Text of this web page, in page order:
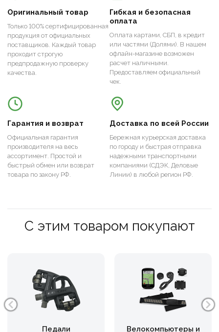
Оригинальный товар
Только 100% сертифицированная
продукция от официальных
поставщиков. Каждый товар
проходит строгую
предпродажную проверку
качества.
Гибкая и безопасная
оплата
Оплата картами, СБП, в кредит
или частями (Долями). В нашем
офлайн-магазине возможен
расчет наличными.
Предоставляем официальный
чек.
Гарантия и возврат
Официальная гарантия
производителя на весь
ассортимент. Простой и
быстрый обмен или возврат
товара по закону РФ.
Доставка по всей России
Бережная курьерская доставка
по городу и быстрая отправка
надежными транспортными
компаниями (СДЭК, Деловые
Линии) в любой регион РФ.
С этим товаром покупают
Педали Велокомпьютеры и